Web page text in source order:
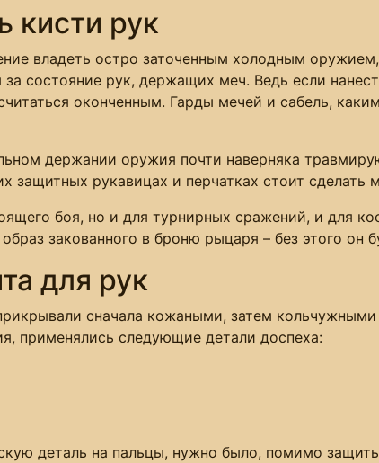
кисти рук
владеть остро заточенным холодным
состояние рук, держащих меч. Ведь если
оконченным. Гарды мечей и сабель,
держании оружия почти наверняка
защитных рукавицах и перчатках стоит сделать
боя, но и для турнирных сражений, и для
закованного в броню рыцаря – без этого он
для рук
сначала кожаными, затем
применялись следующие детали доспеха:
деталь на пальцы, нужно было, помимо